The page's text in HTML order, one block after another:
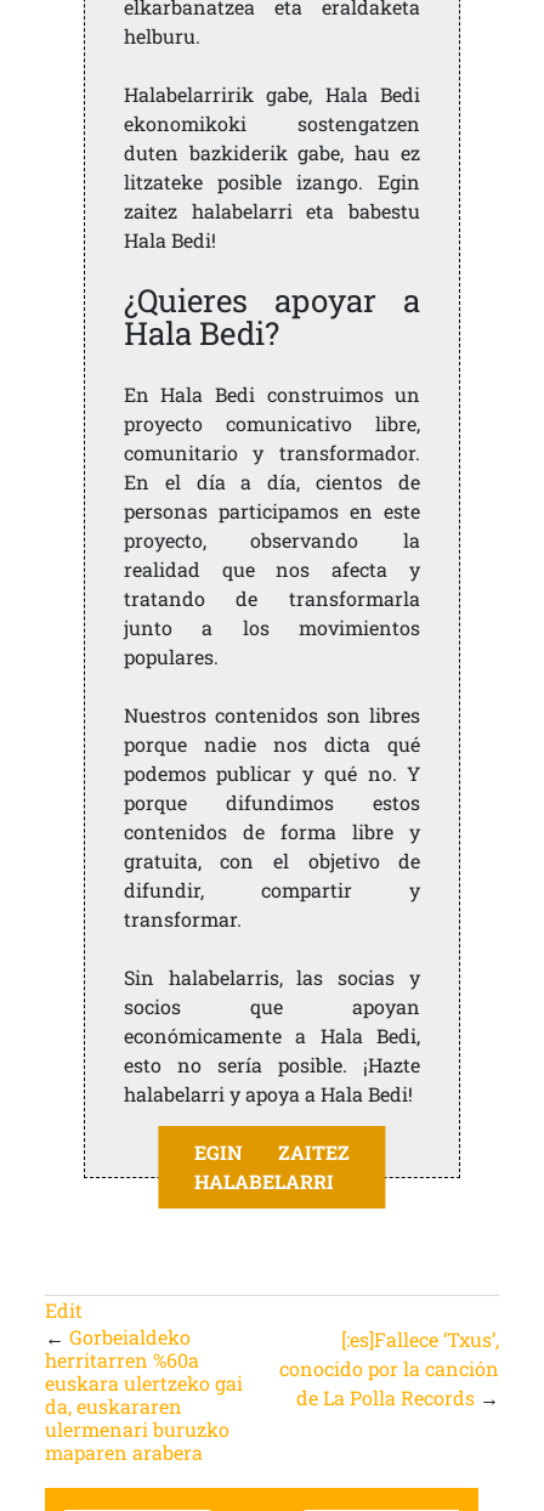
elkarbanatzea eta eraldaketa
helburu.
Halabelarririk gabe, Hala Bedi
ekonomikoki sostengatzen
duten bazkiderik gabe, hau ez
litzateke posible izango. Egin
zaitez halabelarri eta babestu
Hala Bedi!
¿Quieres apoyar a
Hala Bedi?
En Hala Bedi construimos un
proyecto comunicativo libre,
comunitario y transformador.
En el día a día, cientos de
personas participamos en este
proyecto, observando la
realidad que nos afecta y
tratando de transformarla
junto a los movimientos
populares.
Nuestros contenidos son libres
porque nadie nos dicta qué
podemos publicar y qué no. Y
porque difundimos estos
contenidos de forma libre y
gratuita, con el objetivo de
difundir, compartir y
transformar.
Sin halabelarris, las socias y
socios que apoyan
económicamente a Hala Bedi,
esto no sería posible. ¡Hazte
halabelarri y apoya a Hala Bedi!
EGIN ZAITEZ
HALABELARRI
Edit
← Gorbeialdeko
herritarren %60a
euskara ulertzeko gai
da, euskararen
ulermenari buruzko
maparen arabera
[:es]Fallece ‘Txus’,
conocido por la canción
de La Polla Records →